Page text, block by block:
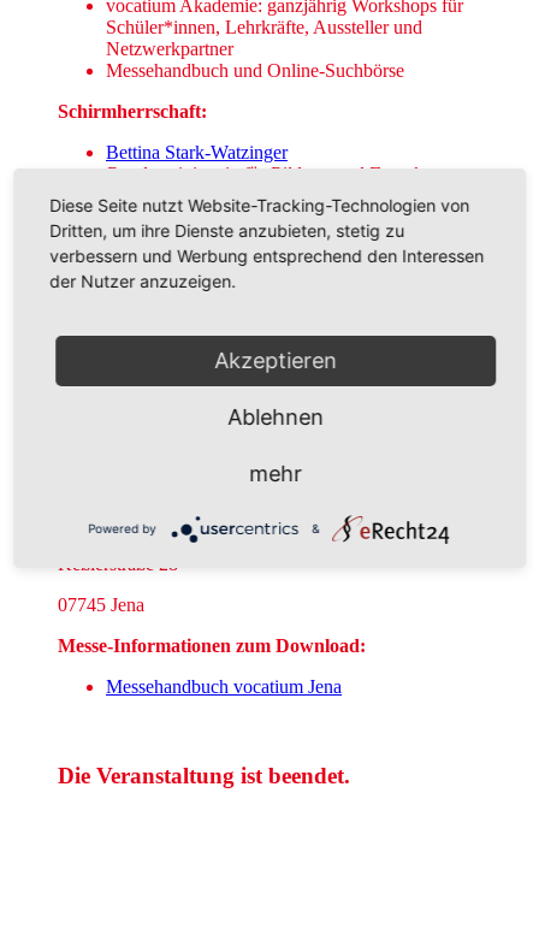
vocatium Akademie: ganzjährig Workshops für
Schüler*innen, Lehrkräfte, Aussteller und
Netzwerkpartner
Messehandbuch und Online-Suchbörse
Schirmherrschaft:
Bettina Stark-Watzinger
Bundesministerin für Bildung und Forschung
Kooperationspartner:
JenaWirtschaft
Science City Jena
Adresse des Veranstaltungsortes:
Sparkassen-Arena Jena
Keßlerstraße 28
07745 Jena
Messe-Informationen zum Download:
Messehandbuch vocatium Jena
Die Veranstaltung ist beendet.
Diese Seite nutzt Website-Tracking-Technologien von
Dritten, um ihre Dienste anzubieten, stetig zu
verbessern und Werbung entsprechend den Interessen
der Nutzer anzuzeigen.
Akzeptieren
Ablehnen
mehr
Powered by &